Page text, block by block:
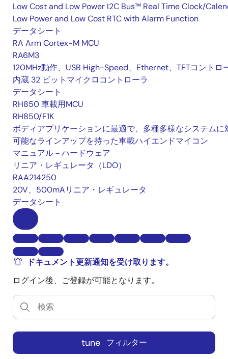
Low Cost and Low Power I2C Bus™ Real Time Clock/
Low Power and Low Cost RTC with Alarm Function
データシート
RA Arm Cortex-M MCU
RA6M3
120MHz動作、USB High-Speed、Ethernet、TFTコントロ
内蔵 32 ビットマイクロコントローラ
データシート
RH850 車載用MCU
RH850/F1K
ボディアプリケーションに最適で、多種多様なシステムに
可能なラインアップを持った車載ハイエンドマイコン
マニュアル－ハードウェア
リニア・レギュレータ（LDO）
RAA214250
20V、500mAリニア・レギュレータ
データシート
ドキュメント更新通知を受け取ります。
ログイン後、ご登録が可能となります。
tune フィルター